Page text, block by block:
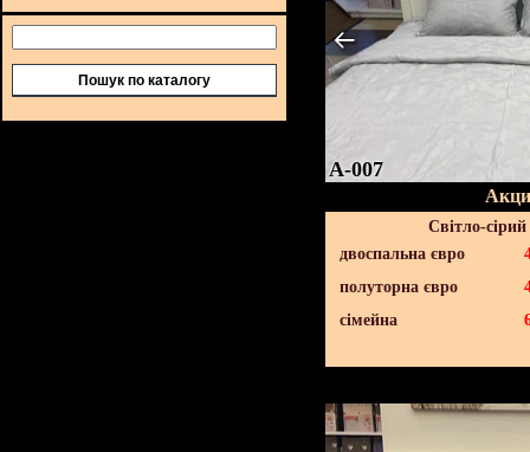
Пошук по каталогу
A-007
Світло-
двоспальна євро
полуторна євро
сімейна